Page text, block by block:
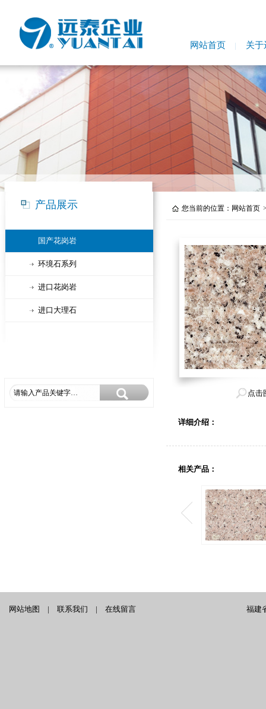
网站首页 关于
产品展示
国产花岗岩
环境石系列
进口花岗岩
进口大理石
您当前的位置： 网站首页
点击
详细介绍：
相关产品：
福建
网站地图 | 联系我们 | 在线留言